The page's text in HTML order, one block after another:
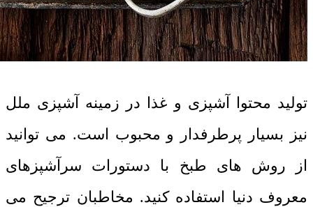
تولید محتوا آشپزی و غذا در زمینه آشپزی ملل
نیز بسیار پرطرفدار و محبوب است. می توانید
از روش های طبخ با دستورات سرآشپزهای
معروف دنیا استفاده کنید. مخاطبان ترجیح می